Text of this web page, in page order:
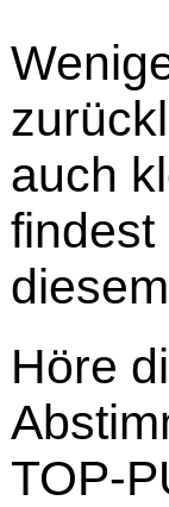
auch
findest
Höre
TOP-